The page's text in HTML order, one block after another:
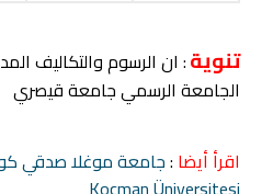
تنوية: ان الرسوم والتكاليف
الجامعة الرسمي جامعة قيصري
اقرأ أيضا :